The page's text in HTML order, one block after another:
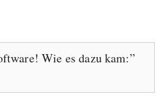
Wie es dazu kam: